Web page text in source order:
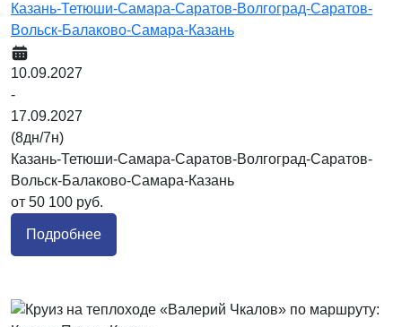
Казань-Тетюши-Самара-Саратов-Волгоград-Саратов-
Вольск-Балаково-Самара-Казань
10.09.2027
-
17.09.2027
(8дн/7н)
Казань-Тетюши-Самара-Саратов-Волгоград-Саратов-
Вольск-Балаково-Самара-Казань
от 50 100 руб.
Подробнее